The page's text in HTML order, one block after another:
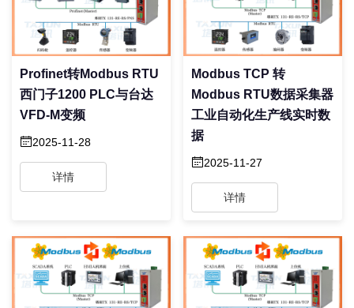
Profinet转Modbus RTU
西门子1200 PLC与台达
VFD-M变频
2025-11-28
详情
Modbus TCP 转
Modbus RTU数据采集器
工业自动化生产线实时数
据
2025-11-27
详情